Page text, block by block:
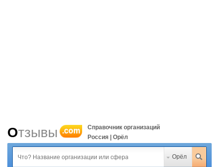
Отзывы .com
Справочник организаций
Россия | Орёл
Орёл